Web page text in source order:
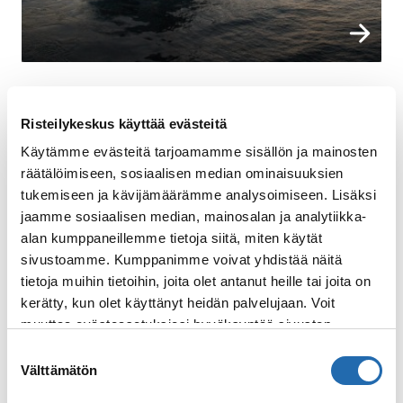
Risteilykeskus käyttää evästeitä
Käytämme evästeitä tarjoamamme sisällön ja mainosten
räätälöimiseen, sosiaalisen median ominaisuuksien
tukemiseen ja kävijämäärämme analysoimiseen. Lisäksi
jaamme sosiaalisen median, mainosalan ja analytiikka-
alan kumppaneillemme tietoja siitä, miten käytät
sivustoamme. Kumppanimme voivat yhdistää näitä
tietoja muihin tietoihin, joita olet antanut heille tai joita on
kerätty, kun olet käyttänyt heidän palvelujaan. Voit
muuttaa evästeasetuksiesi hyväksyntää sivuston
valinta
Välttämätön
Varaa
Kohteet